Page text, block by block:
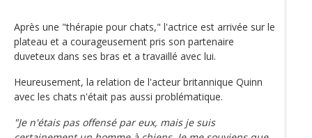
Après une "thérapie pour chats," l'actrice est arrivée sur le
plateau et a courageusement pris son partenaire
duveteux dans ses bras et a travaillé avec lui.
Heureusement, la relation de l'acteur britannique Quinn
avec les chats n'était pas aussi problématique.
"Je n'étais pas offensé par eux, mais je suis